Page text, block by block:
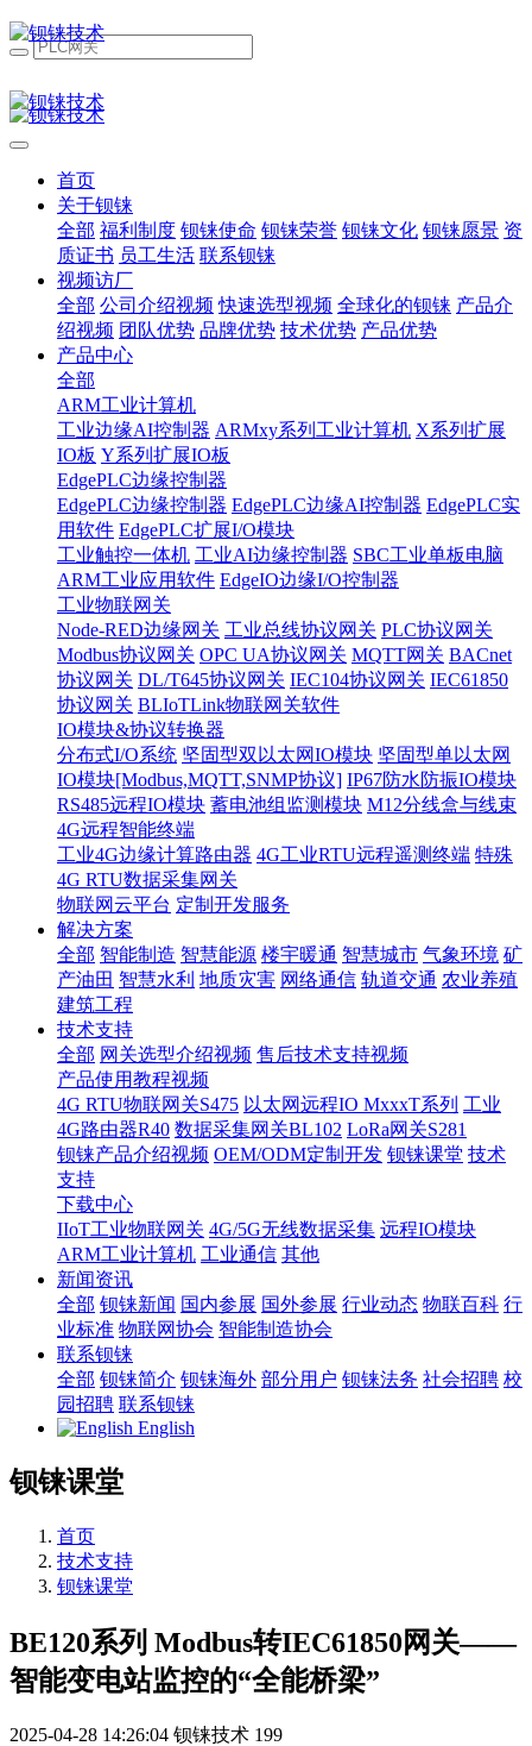
首页
关于钡铼
全部 福利制度 钡铼使命 钡铼荣誉 钡铼文化 钡铼愿景 资
质证书 员工生活 联系钡铼
视频访厂
全部 公司介绍视频 快速选型视频 全球化的钡铼 产品介
绍视频 团队优势 品牌优势 技术优势 产品优势
产品中心
全部
ARM工业计算机
工业边缘AI控制器 ARMxy系列工业计算机 X系列扩展
IO板 Y系列扩展IO板
EdgePLC边缘控制器
EdgePLC边缘控制器 EdgePLC边缘AI控制器 EdgePLC实
用软件 EdgePLC扩展I/O模块
工业触控一体机 工业AI边缘控制器 SBC工业单板电脑
ARM工业应用软件 EdgeIO边缘I/O控制器
工业物联网关
Node-RED边缘网关 工业总线协议网关 PLC协议网关
Modbus协议网关 OPC UA协议网关 MQTT网关 BACnet
协议网关 DL/T645协议网关 IEC104协议网关 IEC61850
协议网关 BLIoTLink物联网关软件
IO模块&协议转换器
分布式I/O系统 坚固型双以太网IO模块 坚固型单以太网
IO模块[Modbus,MQTT,SNMP协议] IP67防水防振IO模块
RS485远程IO模块 蓄电池组监测模块 M12分线盒与线束
4G远程智能终端
工业4G边缘计算路由器 4G工业RTU远程遥测终端 特殊
4G RTU数据采集网关
物联网云平台 定制开发服务
解决方案
全部 智能制造 智慧能源 楼宇暖通 智慧城市 气象环境 矿
产油田 智慧水利 地质灾害 网络通信 轨道交通 农业养殖
建筑工程
技术支持
全部 网关选型介绍视频 售后技术支持视频
产品使用教程视频
4G RTU物联网关S475 以太网远程IO MxxxT系列 工业
4G路由器R40 数据采集网关BL102 LoRa网关S281
钡铼产品介绍视频 OEM/ODM定制开发 钡铼课堂 技术
支持
下载中心
IIoT工业物联网关 4G/5G无线数据采集 远程IO模块
ARM工业计算机 工业通信 其他
新闻资讯
全部 钡铼新闻 国内参展 国外参展 行业动态 物联百科 行
业标准 物联网协会 智能制造协会
联系钡铼
全部 钡铼简介 钡铼海外 部分用户 钡铼法务 社会招聘 校
园招聘 联系钡铼
English
钡铼课堂
首页
技术支持
钡铼课堂
BE120系列 Modbus转IEC61850网关——
智能变电站监控的“全能桥梁”
2025-04-28 14:26:04 钡铼技术 199